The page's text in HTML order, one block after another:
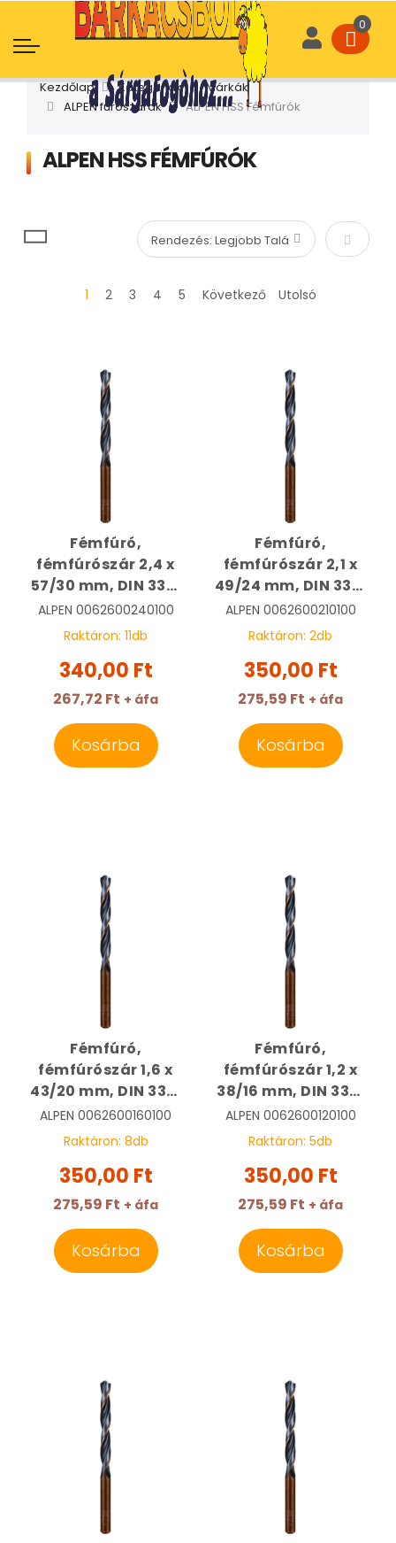
Kezdőlap Kategóriák
Márkák
ALPEN fúrószárak
ALPEN HSS Fémfúrók
ALPEN HSS FÉMFÚRÓK
1 2 3 4 5 Következő Utolsó
Fémfúró,
fémfúrószár 2,4 x
57/30 mm, DIN 338,
HSS, Sprint Master |
ALPEN
ALPEN 0062600240100
Raktáron: 11db
340,00 Ft
267,72 Ft + áfa
Kosárba
Fémfúró,
fémfúrószár 2,1 x
49/24 mm, DIN 338,
HSS, Sprint Master |
ALPEN
ALPEN 0062600210100
Raktáron: 2db
350,00 Ft
275,59 Ft + áfa
Kosárba
Fémfúró,
fémfúrószár 1,6 x
43/20 mm, DIN 338,
HSS, Sprint Master |
ALPEN
ALPEN 0062600160100
Raktáron: 8db
350,00 Ft
275,59 Ft + áfa
Kosárba
Fémfúró,
fémfúrószár 1,2 x
38/16 mm, DIN 338,
HSS, Sprint Master |
ALPEN
ALPEN 0062600120100
Raktáron: 5db
350,00 Ft
275,59 Ft + áfa
Kosárba